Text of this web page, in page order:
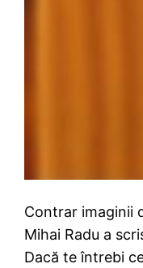
Contrar imaginii
Mihai Radu a
Dacă te întrebi